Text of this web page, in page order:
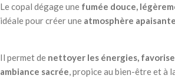
Le copal dégage une fumée douce,
idéale pour créer une atmosphère
Il permet de nettoyer les énergies,
ambiance sacrée, propice au bien-être et à